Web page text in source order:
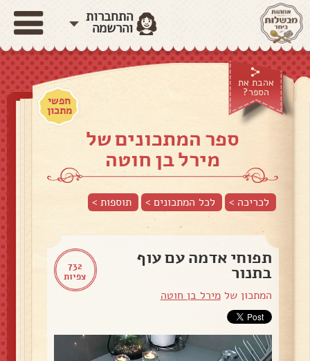
התחברות
והרשמה
אהבת את
הספר?
חפשי
מתכון
ספר המתכונים של
מירל בן חוטה
לכריכה > לכל המתכונים > תוספות>
732
צפיות
תפוחי אדמה עם עוף
בתנור
המתכון שלמירל בן חוטה